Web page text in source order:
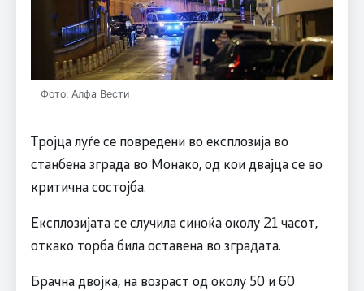
Фото: Алфа Вести
Тројца луѓе се повредени во експлозија во
станбена зграда во Монако, од кои двајца се во
критична состојба.
Експлозијата се случила синоќа околу 21 часот,
откако торба била оставена во зградата.
Брачна двојка, на возраст од околу 50 и 60